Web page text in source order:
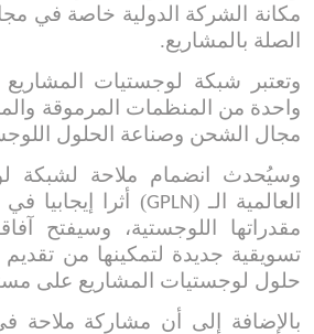
مكانة الشركة الدولية خاصة في
الصلة بالمشاريع.
وتعتبر شبكة لوجستيات المشاريع
واحدة من المنظمات المرموقة
مجال الشحن وصناعة الحلول
وسيُحدث انضمام ملاحة لشبكة
العالمية الـ (GPLN) أثرا إيجابيا في
مقدراتها اللوجستية، وسيفتح آ
تسويقية جديدة لتمكينها من
حلول لوجستيات المشاريع على
بالإضافة إلى أن مشاركة ملاحة